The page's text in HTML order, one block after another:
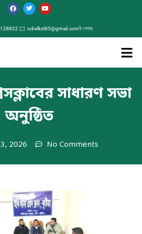
rubelkst85@gmail.comই-পেপার
সাধারণ সভা
অনুষ্ঠিত
2026 No Comments